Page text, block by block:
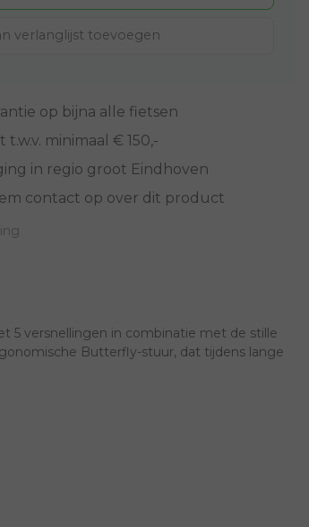
verlanglijst toevoegen
op bijna alle fietsen
minimaal € 150,-
in regio groot Eindhoven
contact op over dit product
5 versnellingen in combinatie met de stille
Butterfly-stuur, dat tijdens lange